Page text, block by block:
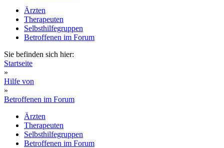
Ärzten
Therapeuten
Selbsthilfegruppen
Betroffenen im Forum
Sie befinden sich hier:
Startseite
»
Hilfe von
»
Betroffenen im Forum
Ärzten
Therapeuten
Selbsthilfegruppen
Betroffenen im Forum